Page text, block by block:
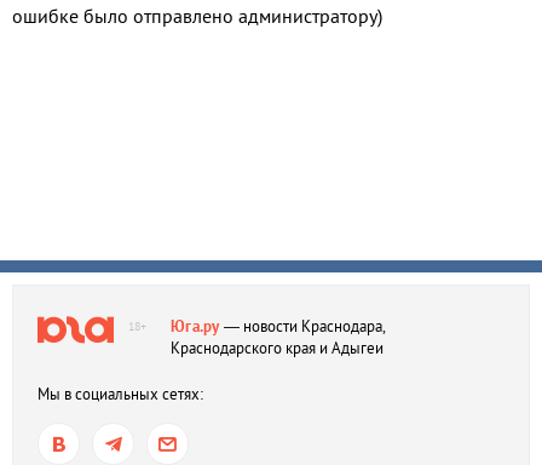
ошибке было отправлено администратору)
18+ Юга.ру— новости Краснодара,
Краснодарского края и Адыгеи
Мы в социальных сетях: